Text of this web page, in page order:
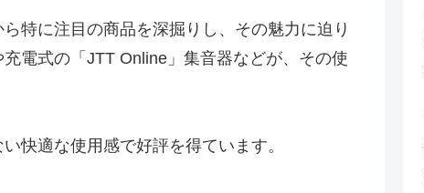
特に注目の商品を深掘りし、その魅力に迫り
電式の「JTT Online」集音器などが、その使
快適な使用感で好評を得ています。